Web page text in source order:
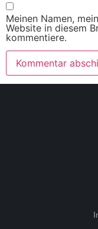
Meinen Namen,
Website in diesem
kommentiere.